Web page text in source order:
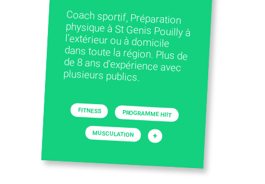
Coach sportif, Préparation
physique à St Genis Pouilly à
l’extérieur ou à domicile
dans toute la région. Plus de
de 8 ans d’expérience avec
plusieurs publics.
FITNESS PROGRAMME HIIT
MUSCULATION +